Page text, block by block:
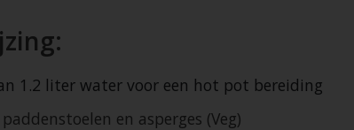
1.2 liter water voor een hot pot bereiding
en asperges (Veg)